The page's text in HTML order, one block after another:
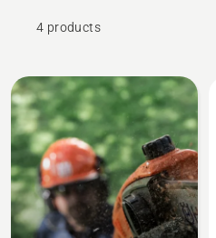
4 products
Kaikki
tuotteet